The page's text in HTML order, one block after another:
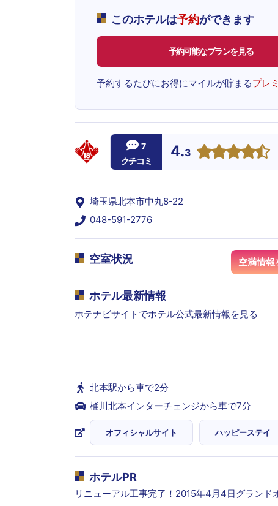
このホテルは予約ができます
予約可能なプランを見る
予約するたびにお得にマイルが貯まるプレ
7
クチコミ
4.3
埼玉県北本市中丸8-22
048-591-2776
空室状況 空満情報
ホテル最新情報
ホテナビサイトでホテル公式最新情報を見る
北本駅から車で2分
桶川北本インターチェンジから車で7分
オフィシャルサイト ハッピーステイ
ホテルPR
リニューアル工事完了！2015年4月4日グランド